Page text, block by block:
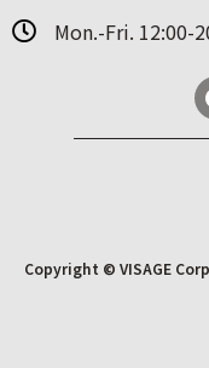
Copyright © VISAGE
Mon.-Fri. 12:00-